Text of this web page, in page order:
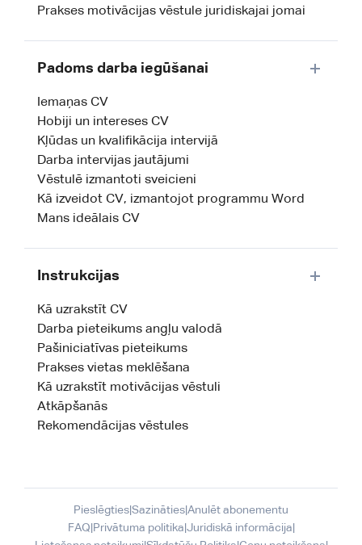
Prakses motivācijas vēstule juridiskajai jomai
Padoms darba iegūšanai
Iemaņas CV
Hobiji un intereses CV
Kļūdas un kvalifikācija intervijā
Darba intervijas jautājumi
Vēstulē izmantoti sveicieni
Kā izveidot CV, izmantojot programmu Word
Mans ideālais CV
Instrukcijas
Kā uzrakstīt CV
Darba pieteikums angļu valodā
Pašiniciatīvas pieteikums
Prakses vietas meklēšana
Kā uzrakstīt motivācijas vēstuli
Atkāpšanās
Rekomendācijas vēstules
Pieslēgties Sazināties Anulēt abonementu
FAQ Privātuma politika Juridiskā informācija